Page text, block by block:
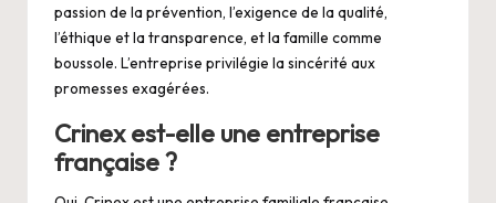
passion de la prévention, l’exigence de la qualité,
l’éthique et la transparence, et la famille comme
boussole. L’entreprise privilégie la sincérité aux
promesses exagérées.
Crinex est-elle une entreprise
française ?